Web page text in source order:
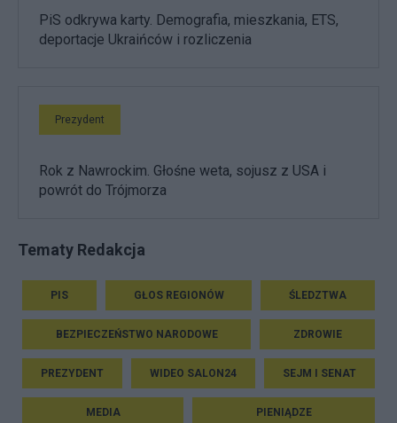
PiS odkrywa karty. Demografia, mieszkania, ETS,
deportacje Ukraińców i rozliczenia
Prezydent
Rok z Nawrockim. Głośne weta, sojusz z USA i
powrót do Trójmorza
Tematy Redakcja
PIS GŁOS REGIONÓW ŚLEDZTWA
BEZPIECZEŃSTWO NARODOWE ZDROWIE
PREZYDENT WIDEO SALON24 SEJM I SENAT
MEDIA PIENIĄDZE